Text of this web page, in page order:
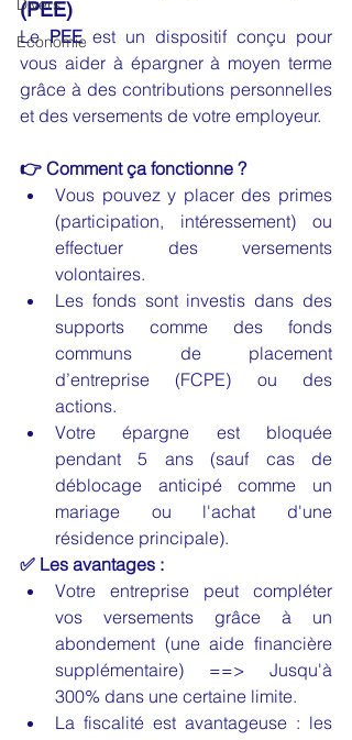
Divers
Economie
(PEE)
Le PEE est un dispositif conçu pour
vous aider à épargner à moyen terme
grâce à des contributions personnelles
et des versements de votre employeur.
👉 Comment ça fonctionne ?
Vous pouvez y placer des primes
(participation, intéressement) ou
effectuer des versements
volontaires.
Les fonds sont investis dans des
supports comme des fonds
communs de placement
d’entreprise (FCPE) ou des
actions.
Votre épargne est bloquée
pendant 5 ans (sauf cas de
déblocage anticipé comme un
mariage ou l'achat d'une
résidence principale).
✅ Les avantages :
Votre entreprise peut compléter
vos versements grâce à un
abondement (une aide financière
supplémentaire) ==> Jusqu'à
300% dans une certaine limite.
La fiscalité est avantageuse : les